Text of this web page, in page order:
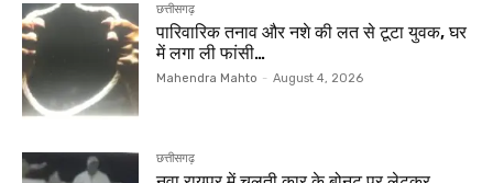
छत्तीसगढ़
पारिवारिक तनाव और नशे की लत से टूटा युवक, घर
में लगा ली फांसी…
Mahendra Mahto - August 4, 2026
छत्तीसगढ़